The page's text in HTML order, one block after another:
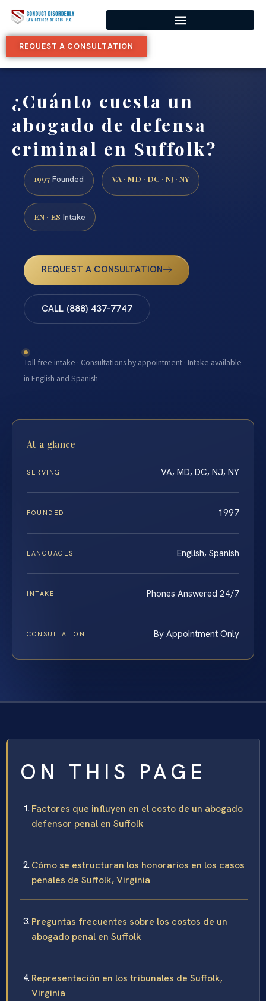
REQUEST A CONSULTATION
¿Cuánto cuesta un
abogado de defensa
criminal en Suffolk?
1997 Founded VA · MD · DC · NJ · NY
EN · ES Intake
REQUEST A CONSULTATION
CALL (888) 437-7747
Toll-free intake · Consultations by appointment · Intake available
in English and Spanish
At a glance
SERVING VA, MD, DC, NJ, NY
FOUNDED 1997
LANGUAGES English, Spanish
INTAKE Phones Answered 24/7
CONSULTATION By Appointment Only
ON THIS PAGE
Factores que influyen en el costo de un abogado
defensor penal en Suffolk
Cómo se estructuran los honorarios en los casos
penales de Suffolk, Virginia
Preguntas frecuentes sobre los costos de un
abogado penal en Suffolk
Representación en los tribunales de Suffolk,
Virginia